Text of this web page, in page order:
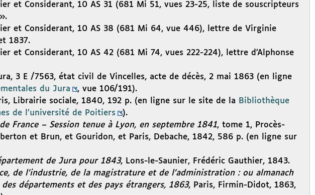
et Considerant, 10 AS 31 (681 Mi 51, vues 23-25, liste de souscripteurs
et Considerant, 10 AS 38 (681 Mi 64, vue 446), lettre de Virginie
1837.
et Considerant, 10 AS 42 (681 Mi 74, vues 222-224), lettre d’Alphonse
3 E /7563, état civil de Vincelles, acte de décès, 2 mai 1863 (en ligne
du Jura
, vue 106/191).
Librairie sociale, 1840, 192 p. (en ligne sur le site de la Bibliothèque
de l’université de Poitiers
).
France – Session tenue à Lyon, en septembre 1841, tome 1, Procès-
et Brun, et Gouridon, et Paris, Debache, 1842, 586 p. (en ligne sur
de Jura pour 1843, Lons-le-Saunier, Frédéric Gauthier, 1843.
de l’industrie, de la magistrature et de l’administration : ou almanach
départements et des pays étrangers, 1863, Paris, Firmin-Didot, 1863,